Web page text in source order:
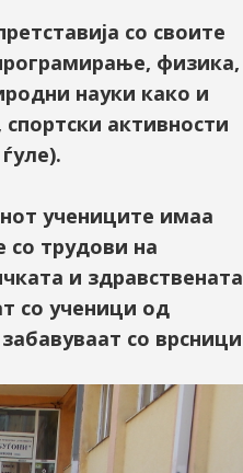
со своите
физика,
науки како и
спортски активности
учениците имаа
трудови на
и здравствената
со ученици од
со врсници